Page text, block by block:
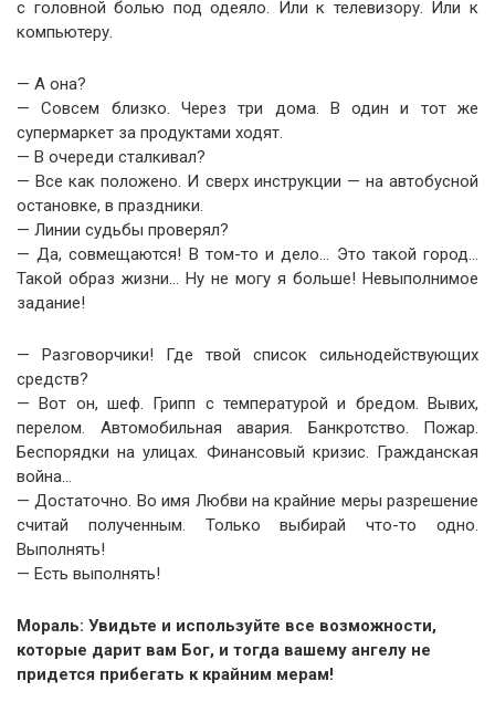
с головной болью под одеяло. Или к телевизору. Или к
компьютеру.
— А она?
— Совсем близко. Через три дома. В один и тот же
супермаркет за продуктами ходят.
— В очереди сталкивал?
— Все как положено. И сверх инструкции — на автобусной
остановке, в праздники.
— Линии судьбы проверял?
— Да, совмещаются! В том-то и дело… Это такой город…
Такой образ жизни… Ну не могу я больше! Невыполнимое
задание!
— Разговорчики! Где твой список сильнодействующих
средств?
— Вот он, шеф. Грипп с температурой и бредом. Вывих,
перелом. Автомобильная авария. Банкротство. Пожар.
Беспорядки на улицах. Финансовый кризис. Гражданская
война…
— Достаточно. Во имя Любви на крайние меры разрешение
считай полученным. Только выбирай что-то одно.
Выполнять!
— Есть выполнять!
Мораль: Увидьте и используйте все возможности,
которые дарит вам Бог, и тогда вашему ангелу не
придется прибегать к крайним мерам!